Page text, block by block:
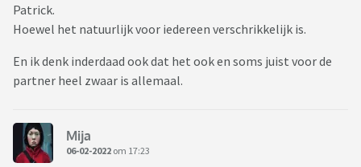
Patrick.
Hoewel het natuurlijk voor iedereen verschrikkelijk is.
En ik denk inderdaad ook dat het ook en soms juist voor de
partner heel zwaar is allemaal.
Mija
06-02-2022 om 17:23